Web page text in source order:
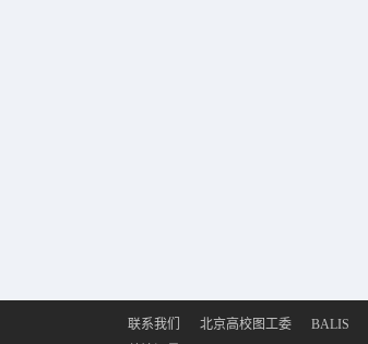
联系我们 北京高校图工委 BALIS